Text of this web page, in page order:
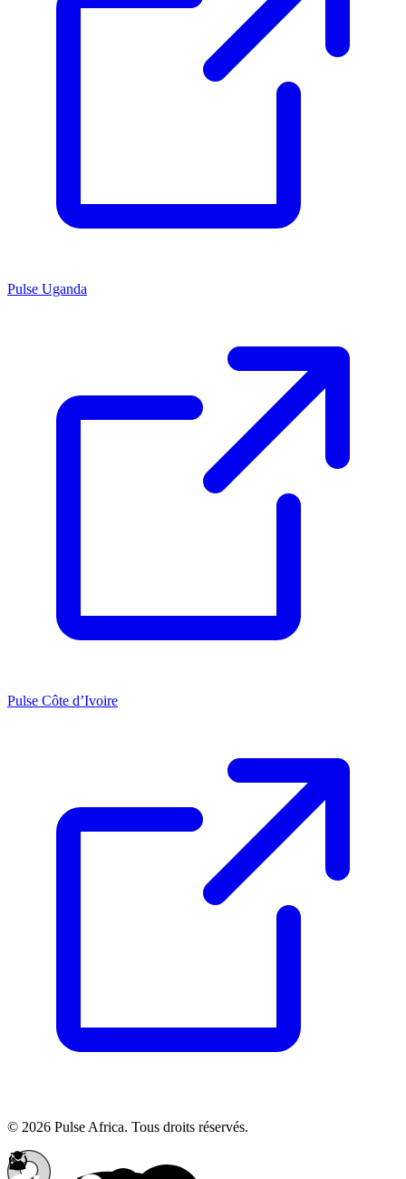
Pulse Uganda
Pulse Côte d’Ivoire
© 2026 Pulse Africa. Tous droits réservés.